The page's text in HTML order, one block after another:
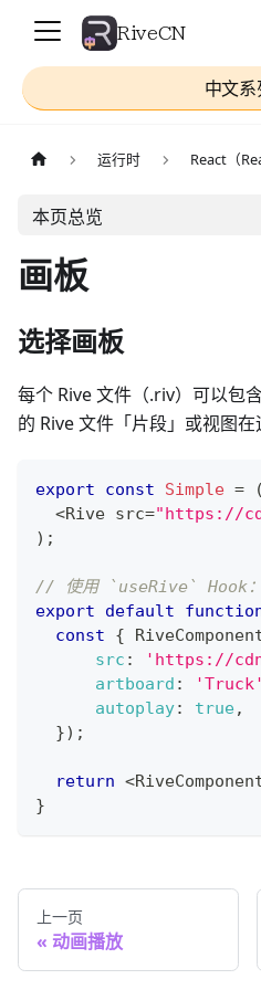
RiveCN
中文
运行时 React（
本页总览
画板
选择画板
每个 Rive 文件（.riv）可以包
的 Rive 文件「片段」或视图在
export const Simple = (
<Rive src="https://
) ;
// 使用 `useRive` Hook：
export
default
const
{
src :
'https://
artboard : 'Truck'
autoplay: true,
}) ;
return <
}
上一页
动画播放